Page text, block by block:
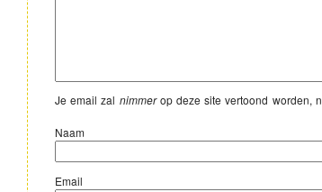
Je email zal nimmerop deze site vertoond worden,
Naam
Email